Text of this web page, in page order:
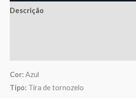
Descrição
Cor: Azul
Tipo: Tira de tornozelo